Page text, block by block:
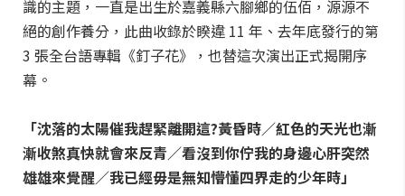
識的主題，一直是出生於嘉義縣六腳鄉的伍佰，源源不
絕的創作養分，此曲收錄於睽違 11 年、去年底發行的第
3 張全台語專輯《釘子花》，也替這次演出正式揭開序
幕。
「沈落的太陽催我趕緊離開這?黃昏時／紅色的天光也漸
漸收煞真快就會來反青／看沒到你佇我的身邊心肝突然
雄雄來覺醒／我已經毋是無知懵懂四界走的少年時」